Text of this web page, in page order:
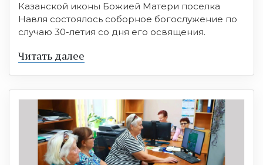
Казанской иконы Божией Матери поселка
Навля состоялось соборное богослужение по
случаю 30-летия со дня его освящения.
Читать далее